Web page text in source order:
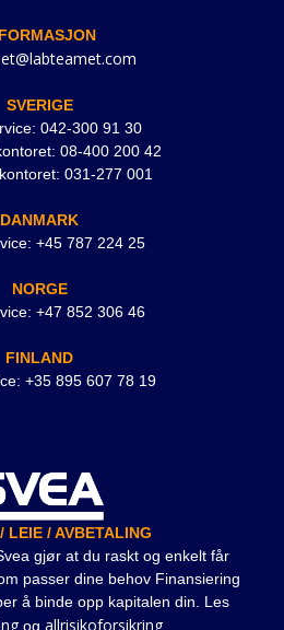
SVERIGE
042-300 91 30
08-400 200 42
031-277 001
DANMARK
+45 787 224 25
NORGE
+47 852 306 46
FINLAND
+35 895 607 78 19
LEIE / AVBETALING
gjør at du raskt og enkelt får
passer dine behov Finansiering
å binde opp kapitalen din. Les
og allrisikoforsikring.